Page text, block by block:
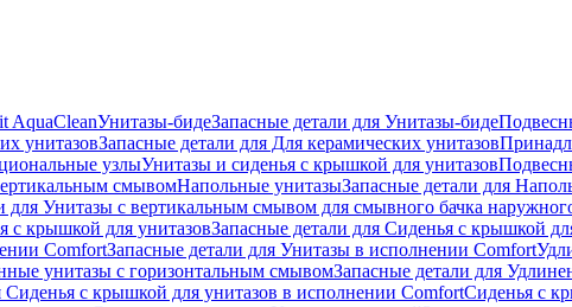
AquaCleanУнитазы-бидеЗапасные детали для Унитазы-биде
унитазовЗапасные детали для Для керамических унитазов
узлыУнитазы и сиденья с крышкой для унитазов
смывомНапольные унитазыЗапасные детали для
для Унитазы с вертикальным смывом для смывного бачка
с крышкой для унитазовЗапасные детали для Сиденья с крышкой
ComfortЗапасные детали для Унитазы в исполнении Comfort
унитазы с горизонтальным смывомЗапасные детали для
Сиденья с крышкой для унитазов в исполнении ComfortСиденья с